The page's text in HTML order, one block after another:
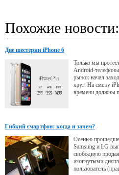
Похожие новости:
Две шестерки iPhone 6
Только мы
Android-
рынок начал
круг. На смену
времени должны
Гибкий смартфон: когда и зачем?
Осенью
Samsung и LG
свободную
изогнутыми
пользователь